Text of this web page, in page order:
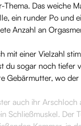
Thema. Das weiche
ein runder Po und
Anzahl an
mit einer Vielzahl
du sogar noch
Gebärmutter, wo
auch ihr Arschloch
Schließmuskel. Der